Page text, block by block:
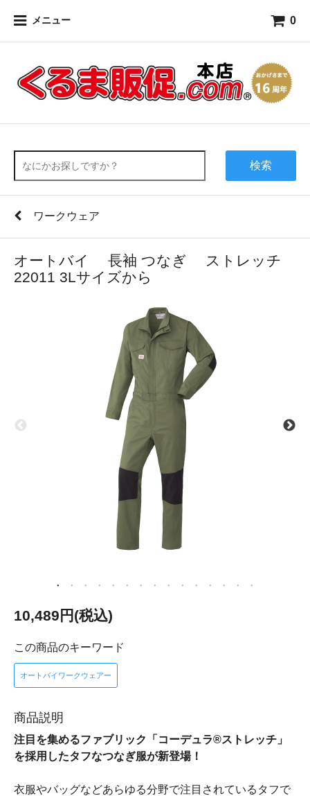
メニュー 0
検索
ワークウェア
オートバイ 長袖 つなぎ ストレッチ
22011 3Lサイズから
10,489円(税込)
この商品のキーワード
オートバイワークウェアー
商品説明
注目を集めるファブリック「コーデュラ®ストレッチ」
を採用したタフなつなぎ服が新登場！
衣服やバッグなどあらゆる分野で注目されているタフで